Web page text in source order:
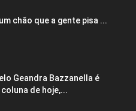
chão que a gente pisa ...
Geandra Bazzanella é
de hoje,...